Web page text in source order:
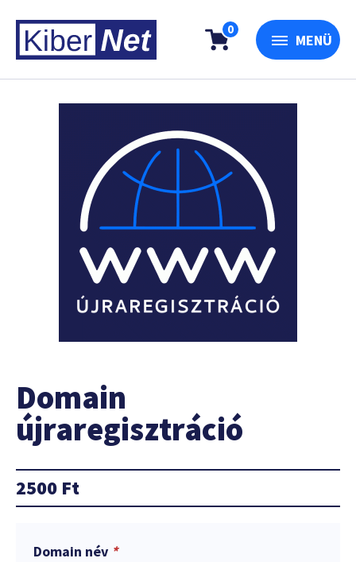
0
MENÜ
Domain
újraregisztráció
2500 Ft
Domain név *